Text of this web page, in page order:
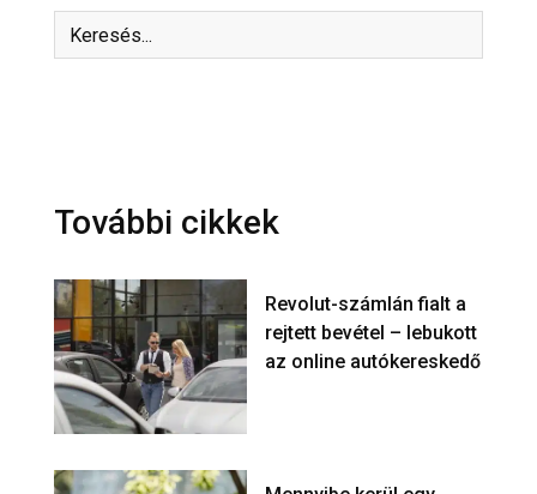
További cikkek
Revolut-számlán fialt a
rejtett bevétel – lebukott
az online autókereskedő